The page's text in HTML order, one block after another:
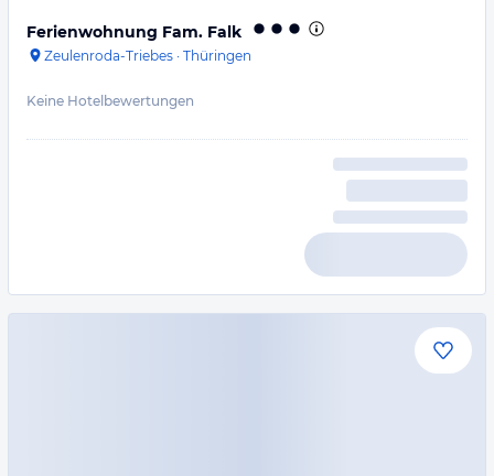
Ferienwohnung Fam. Falk
Zeulenroda-Triebes · Thüringen
Keine Hotelbewertungen